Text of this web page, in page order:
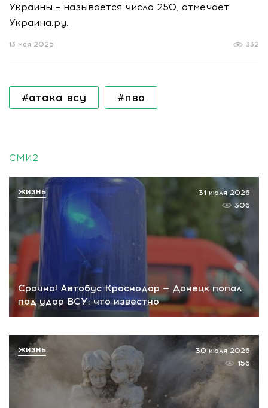
Украины – называется число 250, отмечает
Украина.ру.
332
13 мая 2026
#атака всу #пво
СМИ2
Срочно! Автобус Краснодар — Донецк попал
под удар ВСУ: что известно
31 июля 2026
306
ЖИЗНЬ
30 июля 2026
156
ЖИЗНЬ